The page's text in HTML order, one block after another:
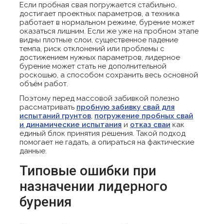
Если пробная свая погружается стабильно,
достигает проектных параметров, а техника
работает в нормальном режиме, бурение может
оказаться лишним. Если же уже на пробном этапе
видны плотные слои, существенное падение
темпа, риск отклонений или проблемы с
достижением нужных параметров, лидерное
бурение может стать не дополнительной
роскошью, а способом сохранить весь основной
объём работ.
Поэтому перед массовой забивкой полезно
рассматривать пробную забивку свай для
испытаний грунтов, погружение пробных свай
и динамические испытания и отказ сваи как
единый блок принятия решения. Такой подход
помогает не гадать, а опираться на фактические
данные.
Типовые ошибки при
назначении лидерного
бурения